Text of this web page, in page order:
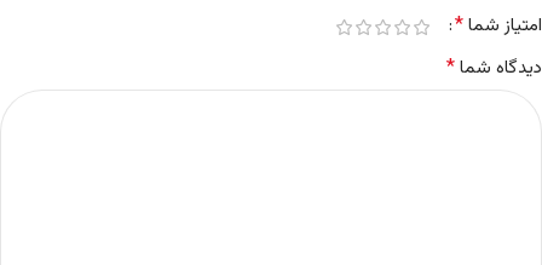
امتیاز شما*
دیدگاه شما*